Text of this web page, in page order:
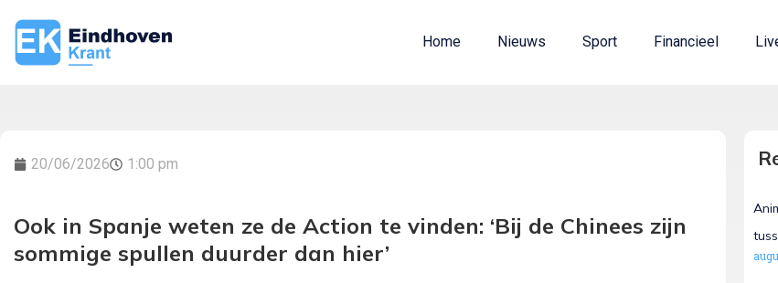
Home Nieuws Sport Financieel
20/06/2026 1:00 pm
Ook in Spanje weten ze de Action te vinden: ‘Bij de Chinees zijn
sommige spullen duurder dan hier’